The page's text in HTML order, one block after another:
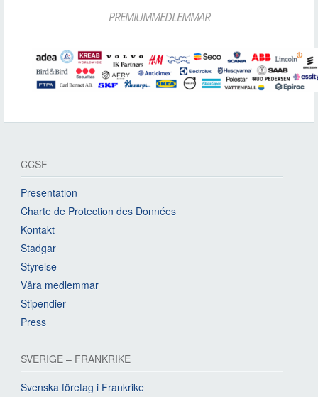
PREMIUMMEDLEMMAR
CCSF
Presentation
Charte de Protection des Données
Kontakt
Stadgar
Styrelse
Våra medlemmar
Stipendier
Press
SVERIGE – FRANKRIKE
Svenska företag i Frankrike